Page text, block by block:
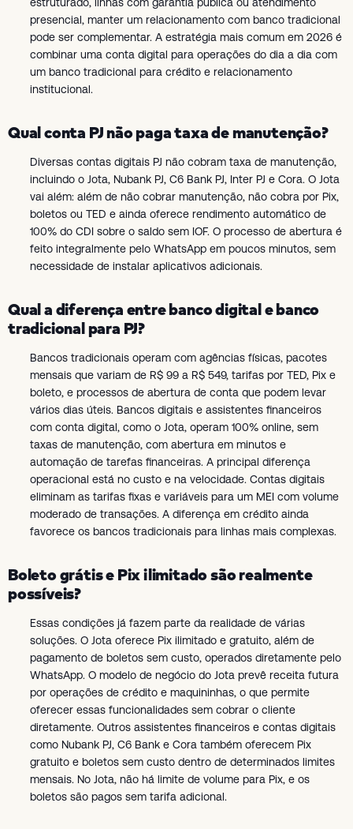
presencial, manter um relacionamento com banco tradicional
pode ser complementar. A estratégia mais comum em 2026 é
combinar uma conta digital para operações do dia a dia com
um banco tradicional para crédito e relacionamento
institucional.
Qual conta PJ não paga taxa de manutenção?
Diversas contas digitais PJ não cobram taxa de manutenção,
incluindo o Jota, Nubank PJ, C6 Bank PJ, Inter PJ e Cora. O Jota
vai além: além de não cobrar manutenção, não cobra por Pix,
boletos ou TED e ainda oferece rendimento automático de
100% do CDI sobre o saldo sem IOF. O processo de abertura é
feito integralmente pelo WhatsApp em poucos minutos, sem
necessidade de instalar aplicativos adicionais.
Qual a diferença entre banco digital e banco
tradicional para PJ?
Bancos tradicionais operam com agências físicas, pacotes
mensais que variam de R$ 99 a R$ 549, tarifas por TED, Pix e
boleto, e processos de abertura de conta que podem levar
vários dias úteis. Bancos digitais e assistentes financeiros
com conta digital, como o Jota, operam 100% online, sem
taxas de manutenção, com abertura em minutos e
automação de tarefas financeiras. A principal diferença
operacional está no custo e na velocidade. Contas digitais
eliminam as tarifas fixas e variáveis para um MEI com volume
moderado de transações. A diferença em crédito ainda
favorece os bancos tradicionais para linhas mais complexas.
Boleto grátis e Pix ilimitado são realmente
possíveis?
Essas condições já fazem parte da realidade de várias
soluções. O Jota oferece Pix ilimitado e gratuito, além de
pagamento de boletos sem custo, operados diretamente pelo
WhatsApp. O modelo de negócio do Jota prevê receita futura
por operações de crédito e maquininhas, o que permite
oferecer essas funcionalidades sem cobrar o cliente
diretamente. Outros assistentes financeiros e contas digitais
como Nubank PJ, C6 Bank e Cora também oferecem Pix
gratuito e boletos sem custo dentro de determinados limites
mensais. No Jota, não há limite de volume para Pix, e os
boletos são pagos sem tarifa adicional.